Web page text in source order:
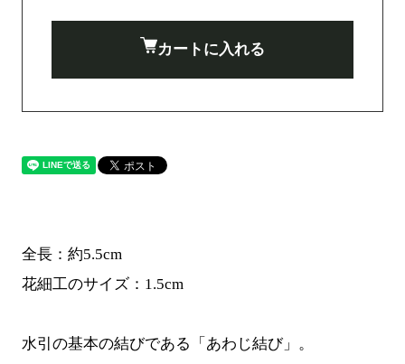
全長：約5.5cm
花細工のサイズ：1.5cm
水引の基本の結びである「あわじ結び」。
カートに入れる